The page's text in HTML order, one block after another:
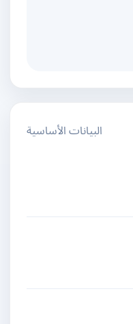
البيانات الأساسية